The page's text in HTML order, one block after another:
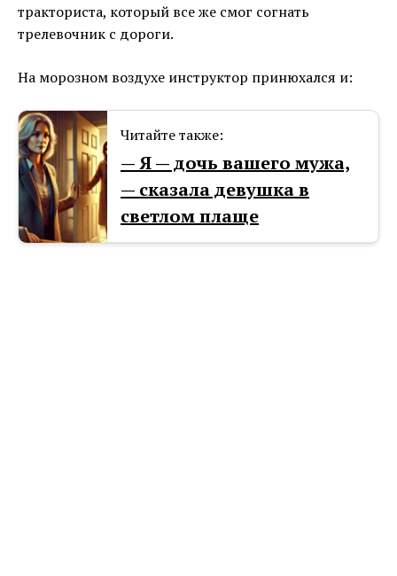
тракториста, который все же смог согнать
трелевочник с дороги.
На морозном воздухе инструктор принюхался и:
Читайте также:
— Я — дочь вашего мужа,
— сказала девушка в
светлом плаще